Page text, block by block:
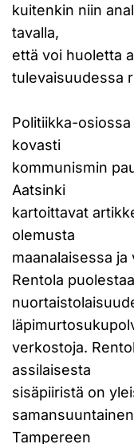
kuitenkin niin
tavalla,
että voi huoletta
tulevaisuudessa
Politiikka-
kovasti
kommunismin
Aatsinki
kartoittavat
olemusta
maanalaisessa
Rentola
verkostoja.
assilaisesta
sisäpiiristä on
Tampereen